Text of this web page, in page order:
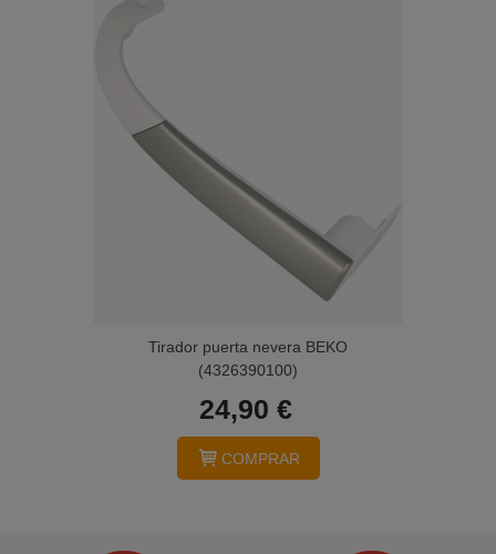
Tirador puerta nevera BEKO
(4326390100)
24,90 €
COMPRAR